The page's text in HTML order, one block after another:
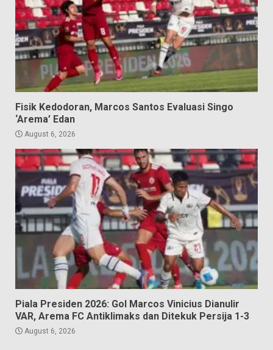
Fisik Kedodoran, Marcos Santos Evaluasi Singo
‘Arema’ Edan
August 6, 2026
Piala Presiden 2026: Gol Marcos Vinicius Dianulir
VAR, Arema FC Antiklimaks dan Ditekuk Persija 1-3
August 6, 2026